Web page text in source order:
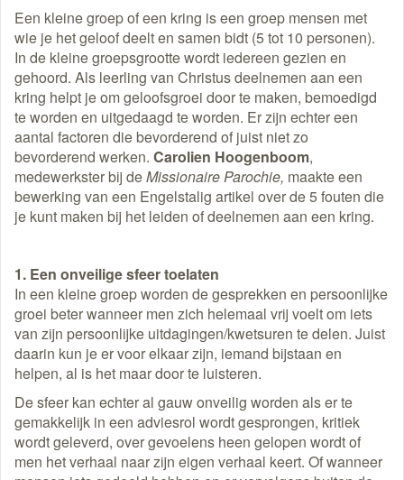
Een kleine groep of een kring is een groep mensen met
wie je het geloof deelt en samen bidt (5 tot 10 personen).
In de kleine groepsgrootte wordt iedereen gezien en
gehoord. Als leerling van Christus deelnemen aan een
kring helpt je om geloofsgroei door te maken, bemoedigd
te worden en uitgedaagd te worden. Er zijn echter een
aantal factoren die bevorderend of juist niet zo
bevorderend werken. Carolien Hoogenboom,
medewerkster bij deMissionaire Parochie, maakte een
bewerking van een Engelstalig artikel over de 5 fouten die
je kunt maken bij het leiden of deelnemen aan een kring.
1. Een onveilige sfeer toelaten
In een kleine groep worden de gesprekken en persoonlijke
groei beter wanneer men zich helemaal vrij voelt om iets
van zijn persoonlijke uitdagingen/kwetsuren te delen. Juist
daarin kun je er voor elkaar zijn, iemand bijstaan en
helpen, al is het maar door te luisteren.
De sfeer kan echter al gauw onveilig worden als er te
gemakkelijk in een adviesrol wordt gesprongen, kritiek
wordt geleverd, over gevoelens heen gelopen wordt of
men het verhaal naar zijn eigen verhaal keert. Of wanneer